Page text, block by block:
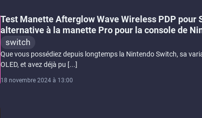
Test Manette Afterglow Wave Wireless PDP pour
alternative à la manette Pro pour la console de
switch
Que vous possédiez depuis longtemps la Nintendo Switch, sa
OLED, et avez déjà pu [...]
18 novembre 2024 à 13:00